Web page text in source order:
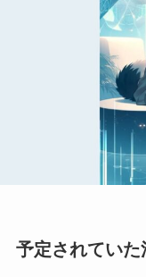
予定されていた